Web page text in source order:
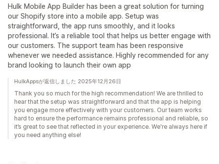
Hulk Mobile App Builder has been a great solution for turning
our Shopify store into a mobile app. Setup was
straightforward, the app runs smoothly, and it looks
professional. It’s a reliable tool that helps us better engage with
our customers. The support team has been responsive
whenever we needed assistance. Highly recommended for any
brand looking to launch their own app
HulkAppsが返信しました 2025年12月26日
Thank you so much for the high recommendation! We are thrilled to
hear that the setup was straightforward and that the app is helping
you engage more effectively with your customers. Our team works
hard to ensure the performance remains professional and reliable, so
it’s great to see that reflected in your experience. We're always here if
you need anything else!